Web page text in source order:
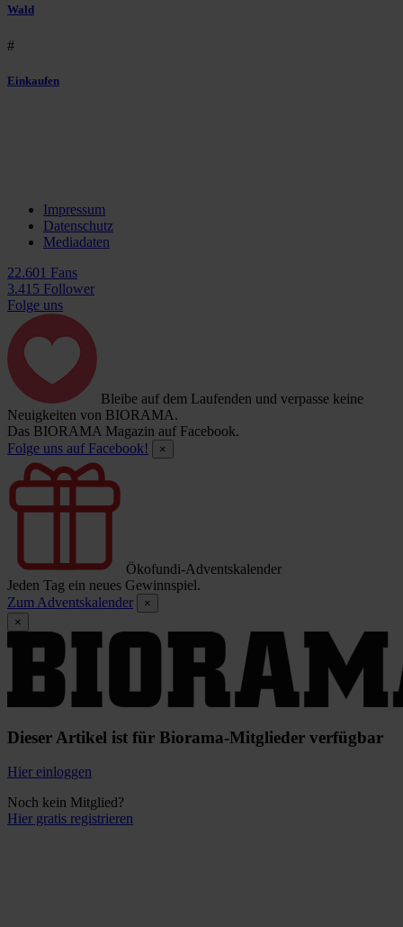
Wald
#
Einkaufen
Impressum
Datenschutz
Mediadaten
22.601 Fans
3.415 Follower
Folge uns
Bleibe auf dem Laufenden und verpasse keine
Neuigkeiten von BIORAMA.
Das BIORAMA Magazin auf Facebook.
Folge uns auf Facebook!
×
Ökofundi-Adventskalender
Jeden Tag ein neues Gewinnspiel.
Zum Adventskalender
×
×
Dieser Artikel ist für Biorama-Mitglieder verfügbar
Hier einloggen
Noch kein Mitglied?
Hier gratis registrieren